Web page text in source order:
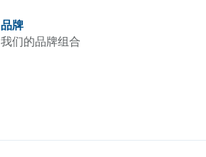
品牌
我们的品牌组合